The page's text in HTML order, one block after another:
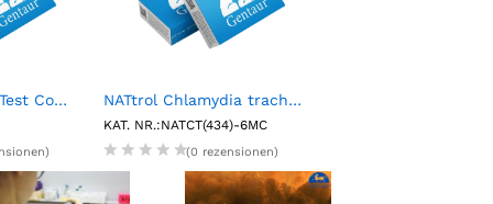
Rotavirus Rapid Test Control Pack (2 X 1.5mL) NATtrol Chlamydia trachomatis Positive Control (6 X 1 mL)
KAT. NR.:NATCT(434)-6MC
(0 rezensionen)